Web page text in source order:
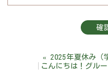
« 2025年夏休み（
こんにちは！グル